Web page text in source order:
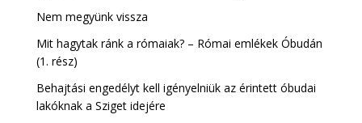
Nem megyünk vissza
Mit hagytak ránk a rómaiak? – Római emlékek Óbudán
(1. rész)
Behajtási engedélyt kell igényelniük az érintett óbudai
lakóknak a Sziget idejére